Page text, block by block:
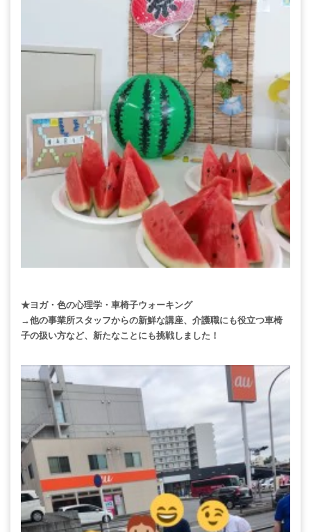
★ヨガ・色の心理学・車椅子ウォーキング
→他の事業所スタッフからの新鮮な講座、介護職にも役立つ車椅
子の扱い方など、新たなことにも挑戦しました！